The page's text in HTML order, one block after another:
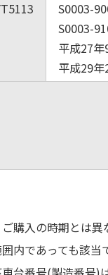
S0003-
S0003-
平成27
平成29年
購入の時期とは異
内であっても該当